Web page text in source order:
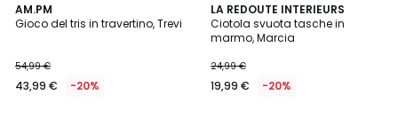
AM.PM
Gioco del tris in travertino, Trevi
54,99 €
43,99 € -20%
4,6
/ 5
LA REDOUTE INTERIEURS
Ciotola svuota tasche in
marmo, Marcia
24,99 €
19,99 € -20%
5
/
5